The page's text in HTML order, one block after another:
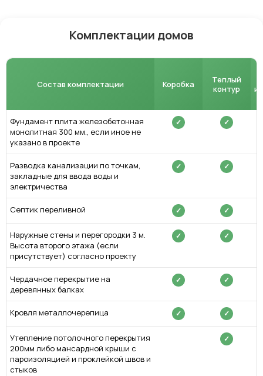
Комплектации домов
Состав комплектации Коробка
Теплый
контур
Фундамент плита железобетонная
монолитная 300 мм., если иное не
указано в проекте
✓ ✓
Разводка канализации по точкам,
закладные для ввода воды и
электричества
✓ ✓
Септик переливной ✓ ✓
Наружные стены и перегородки 3 м.
Высота второго этажа (если
присутствует) согласно проекту
✓ ✓
Чердачное перекрытие на
деревянных балках
✓ ✓
Кровля металлочерепица ✓ ✓
Утепление потолочного перекрытия
200мм либо мансардной крыши с
пароизоляцией и проклейкой швов и
стыков
✓